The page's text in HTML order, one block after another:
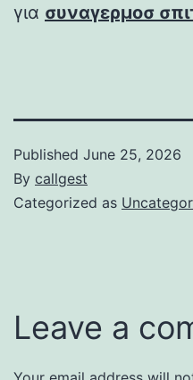
για συναγερμοσ
Published June 25, 2026
By callgest
Categorized as
Leave a